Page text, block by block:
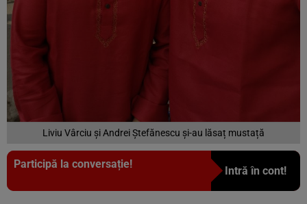
Liviu Vârciu și Andrei Ștefănescu și-au lăsaț mustață
Participă la conversație!
Intră în cont!